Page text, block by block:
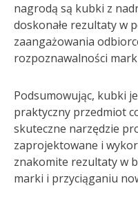
nagrodą są kubki z
doskonałe rezultaty w
zaangażowania
rozpoznawalności
Podsumowując, kubki
praktyczny przedmiot
skuteczne narzędzie
zaprojektowane i
znakomite rezultaty w
marki i przyciąganiu